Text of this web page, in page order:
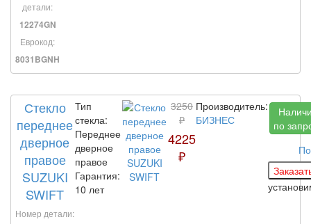
детали:
12274GN
Еврокод:
8031BGNH
Стекло
переднее
дверное
правое
SUZUKI
SWIFT
Номер детали:
Тип
стекла:
Переднее
дверное
правое
Гарантия:
10 лет
3250
₽
4225
₽
Производитель:
БИЗНЕС
по